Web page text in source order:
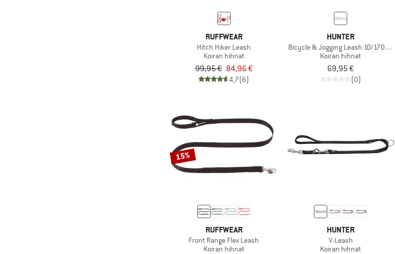
RUFFWEAR
Hitch Hiker Leash
Koiran hihnat
99,95 € 84,96 €
4,7(6)
HUNTER
Bicycle & Jogging Leash 10/170-250
Koiran hihnat
69,95 €
(0)
15%
RUFFWEAR
Front Range Flex Leash
Koiran hihnat
HUNTER
V-Leash
Koiran hihnat